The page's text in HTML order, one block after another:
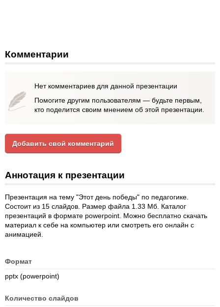
Комментарии
Нет комментариев для данной презентации
Помогите другим пользователям — будьте первым,
кто поделится своим мнением об этой презентации.
Добавить свой комментарий
Аннотация к презентации
Презентация на тему "Этот день победы" по педагогике.
Состоит из 15 слайдов. Размер файла 1.33 Мб. Каталог
презентаций в формате powerpoint. Можно бесплатно скачать
материал к себе на компьютер или смотреть его онлайн с
анимацией.
Формат
pptx (powerpoint)
Количество слайдов